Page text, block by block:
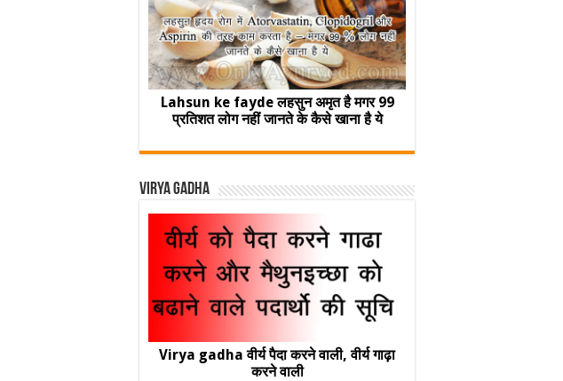
Lahsun ke fayde लहसुन अमृत है मगर 99
प्रतिशत लोग नहीं जानते के कैसे खाना है ये
Virya Gadha
Virya gadha वीर्य पैदा करने वाली, वीर्य गाढ़ा
करने वाली